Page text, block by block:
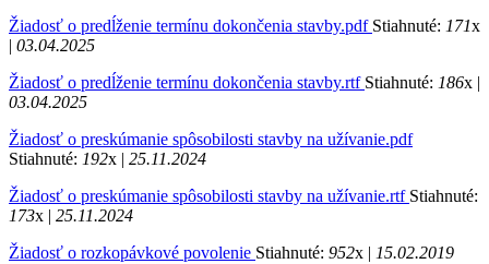
Žiadosť o predĺženie termínu dokončenia stavby.pdf Stiahnuté: 171x
| 03.04.2025
Žiadosť o predĺženie termínu dokončenia stavby.rtf Stiahnuté: 186x |
03.04.2025
Žiadosť o preskúmanie spôsobilosti stavby na užívanie.pdf
Stiahnuté: 192x | 25.11.2024
Žiadosť o preskúmanie spôsobilosti stavby na užívanie.rtf Stiahnuté:
173x | 25.11.2024
Žiadosť o rozkopávkové povolenie Stiahnuté: 952x | 15.02.2019